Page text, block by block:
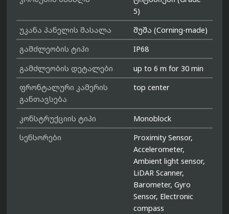
5)
უკანა პანელის მასალა
შუშა (Corning-made)
გამძლეობის ტიპი
IP68
გამძლეობის დეტალები
up to 6 m for 30 min
ფრონტალური კამერის
განთავსება
top center
კონსტრუქციის ტიპი
Monoblock
სენსორები
Proximity Sensor,
Accelerometer,
Ambient light sensor,
LiDAR Scanner,
Barometer, Gyro
Sensor, Electronic
compass